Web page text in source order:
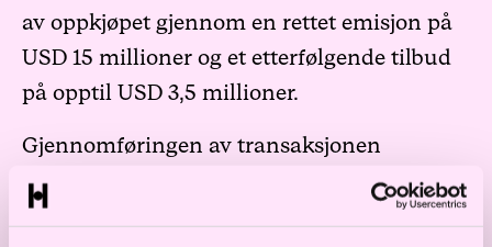
av oppkjøpet gjennom en rettet emisjon på
USD 15 millioner og et etterfølgende tilbud
på opptil USD 3,5 millioner.
Gjennomføringen av transaksjonen
forventes å finne sted innen utgangen av